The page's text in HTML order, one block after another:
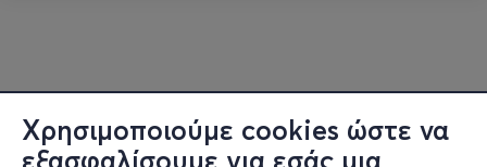
Χρησιμοποιούμε cookies ώστε να
εξασφαλίσουμε για εσάς μια